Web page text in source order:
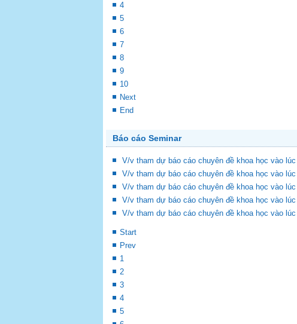
4
5
6
7
8
9
10
Next
End
Báo cáo Seminar
V/v tham dự báo cáo chuyên đề khoa học vào
V/v tham dự báo cáo chuyên đề khoa học vào
V/v tham dự báo cáo chuyên đề khoa học vào
V/v tham dự báo cáo chuyên đề khoa học vào
V/v tham dự báo cáo chuyên đề khoa học vào
Start
Prev
1
2
3
4
5